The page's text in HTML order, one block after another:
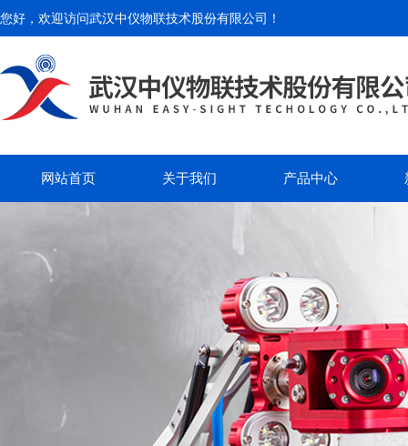
您好，欢迎访问武汉中仪物联技术股份有限公司 ！
网站首页 关于我们 产品中心